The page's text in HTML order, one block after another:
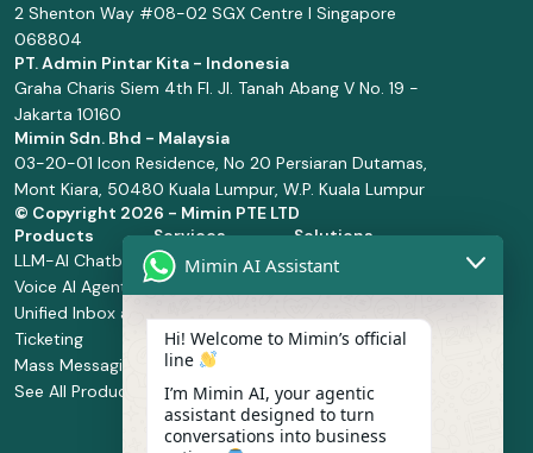
2 Shenton Way #08-02 SGX Centre I Singapore
068804
PT. Admin Pintar Kita - Indonesia
Graha Charis Siem 4th Fl. Jl. Tanah Abang V No. 19 -
Jakarta 10160
Mimin Sdn. Bhd - Malaysia
03-20-01 Icon Residence, No 20 Persiaran Dutamas,
Mont Kiara, 50480 Kuala Lumpur, W.P. Kuala Lumpur
© Copyright 2026 - Mimin PTE LTD
Products
LLM-AI Chatbot
Voice AI Agents
Unified Inbox and
Ticketing
Mass Messaging
See All Products
Services
Solution Design
and
Manage Service
Integration
Service
Implementation
Whatsapp
Solutions
Retail and
Health and
Food and
Beverage
Mimin AI Assistant
Hi! Welcome to Mimin’s official
line
I’m Mimin AI, your agentic
assistant designed to turn
conversations into business